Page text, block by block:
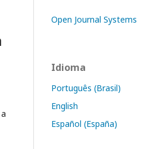
Open Journal Systems
Idioma
Português (Brasil)
English
Español (España)